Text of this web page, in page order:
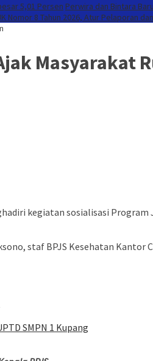
5,01 Persen Perwira dan Bintara
Nomor 8 Tahun 2026, Atur Pelaporan
Masyarakat
kegiatan sosialisasi
staf BPJS Kesehatan
SMPN 1 Kupang